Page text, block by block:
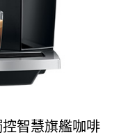
智慧旗艦咖啡